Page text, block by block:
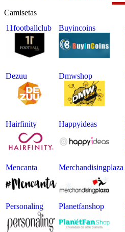
Camisetas
11footballclub
Buyincoins
Dezuu Dmwshop
Hairfinity Happyideas
Mencanta Merchandisingplaza
Personaling Planetfanshop